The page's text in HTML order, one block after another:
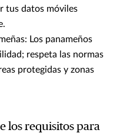
tus datos móviles
Los panameños
respeta las normas
protegidas y zonas
los requisitos para